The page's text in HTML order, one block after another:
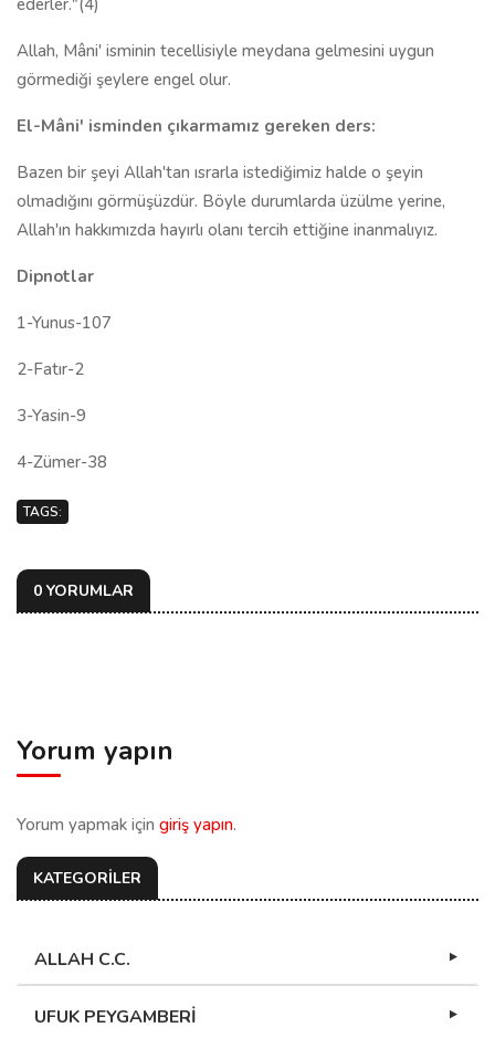
ederler."(4)
Allah, Mâni' isminin tecellisiyle meydana gelmesini uygun
görmediği şeylere engel olur.
El-Mâni' isminden çıkarmamız gereken ders:
Bazen bir şeyi Allah'tan ısrarla istediğimiz halde o şeyin
olmadığını görmüşüzdür. Böyle durumlarda üzülme yerine,
Allah'ın hakkımızda hayırlı olanı tercih ettiğine inanmalıyız.
Dipnotlar
1-Yunus-107
2-Fatır-2
3-Yasin-9
4-Zümer-38
TAGS:
0 YORUMLAR
Yorum yapın
Yorum yapmak için giriş yapın.
KATEGORİLER
ALLAH C.C.
UFUK PEYGAMBERİ